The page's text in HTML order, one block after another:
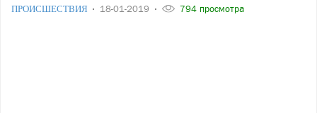
ПРОИСШЕСТВИЯ 18-01-2019 794 просмотра